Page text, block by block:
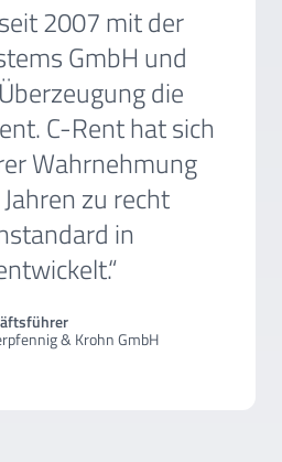
2007 mit der
GmbH und
die
C-Rent hat sich
Wahrnehmung
zu recht
in
& Krohn GmbH